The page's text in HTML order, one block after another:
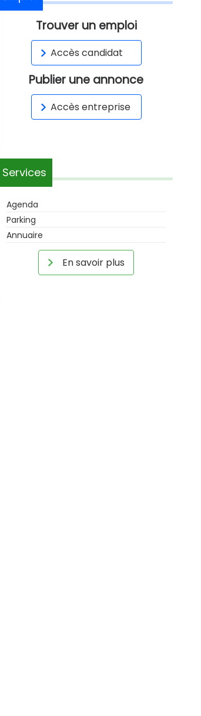
Trouver un emploi
Accès candidat
Publier une annonce
Accès entreprise
Services
Agenda
Parking
Annuaire
En savoir plus